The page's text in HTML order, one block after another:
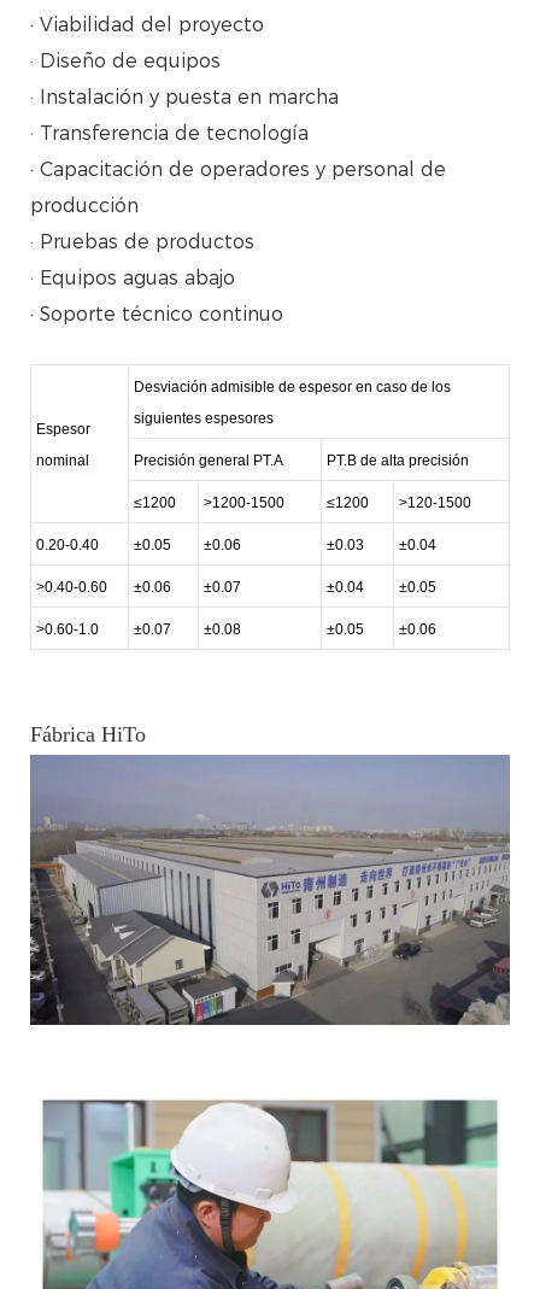
· Viabilidad del proyecto
· Diseño de equipos
· Instalación y puesta en marcha
· Transferencia de tecnología
· Capacitación de operadores y personal de
producción
· Pruebas de productos
· Equipos aguas abajo
· Soporte técnico continuo
Espesor
nominal
Desviación admisible de espesor en caso de los
siguientes espesores
Precisión general PT.A PT.B de alta precisión
≤1200 >1200-1500 ≤1200 >120-1500
0.20-0.40 ±0.05 ±0.06 ±0.03 ±0.04
>0.40-0.60 ±0.06 ±0.07 ±0.04 ±0.05
>0.60-1.0 ±0.07 ±0.08 ±0.05 ±0.06
Fábrica HiTo